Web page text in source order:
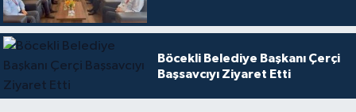
Böcekli Belediye Başkanı Çerçi
Başsavcıyı Ziyaret Etti